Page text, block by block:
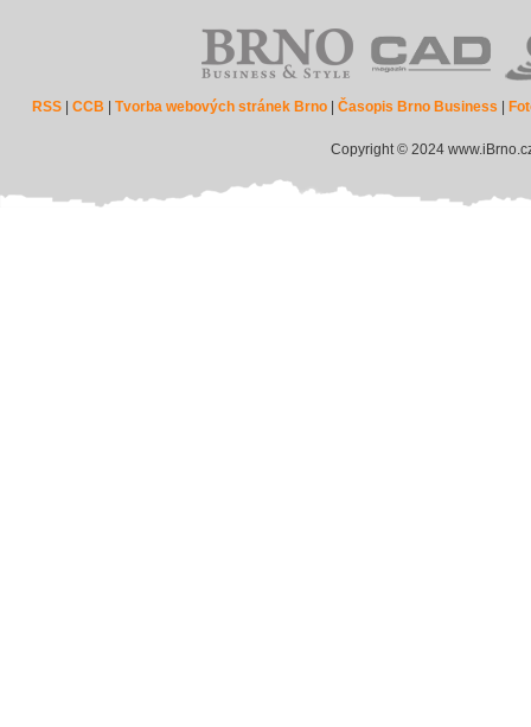
RSS |CCB |Tvorba webových stránek Brno |Časopis Brno Business
Copyright © 2024